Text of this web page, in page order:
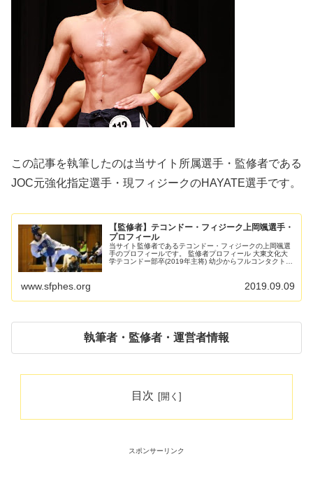
この記事を執筆したのは当サイト所属選手・監修者である
JOC元強化指定選手・現フィジークのHAYATE選手です。
【監修者】テコンドー・フィジーク上岡颯選手・
プロフィール
当サイト監修者であるテコンドー・フィジークの上岡颯選
手のプロフィールです。 監修者プロフィール 大東文化大
学テコンドー部卒(2019年主将) 幼少からフルコンタクト空
www.sfphes.org 2019.09.09
執筆者・監修者・運営者情報
目次
スポンサーリンク